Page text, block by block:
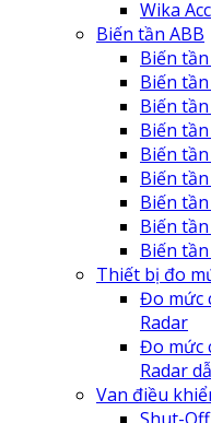
Wika
Biến tần ABB
Biến tần
Biến tần
Biến tần
Biến tần
Biến tần
Biến tần
Biến tần
Biến tần
Biến tần
Thiết bị đo
Đo mức
Radar
Đo mức
Radar
Van điều